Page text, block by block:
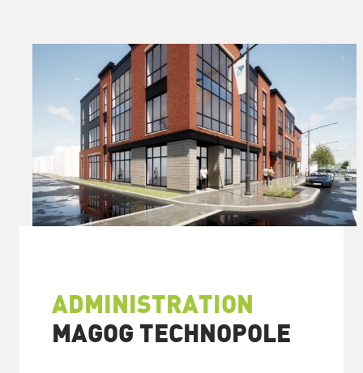
ADMINISTRATION
MAGOG TECHNOPOLE